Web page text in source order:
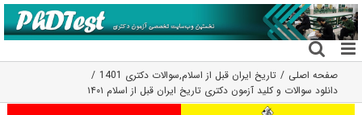
رفتن
به
محتوا
صفحه اصلی تاریخ ایران قبل از اسلام,سوالات دکتری 1401
دانلود سوالات و کلید آزمون دکتری تاریخ ایران قبل از اسلام ۱۴۰۱